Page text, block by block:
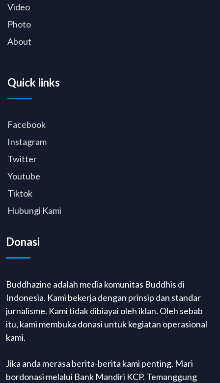
Video
Photo
About
Quick links
Facebook
Instagram
Twitter
Youtube
Tiktok
Hubungi Kami
Donasi
Buddhazine adalah media komunitas Buddhis di
Indonesia. Kami bekerja dengan prinsip dan standar
jurnalisme. Kami tidak dibiayai oleh iklan. Oleh sebab
itu, kami membuka donasi untuk kegiatan operasional
kami.
Jika anda merasa berita-berita kami penting. Mari
bordonasi melalui Bank Mandiri KCP. Temanggung